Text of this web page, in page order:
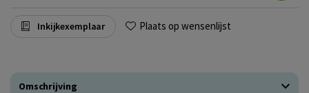
Inkijkexemplaar Plaats op wensenlijst
Omschrijving